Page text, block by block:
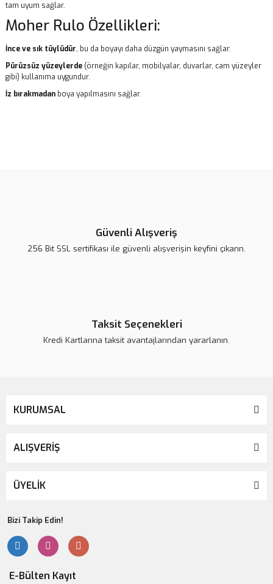
tam uyum sağlar.
Moher Rulo Özellikleri:
İnce ve sık tüylüdür, bu da boyayı daha düzgün yaymasını sağlar.
Pürüzsüz yüzeylerde (örneğin kapılar, mobilyalar, duvarlar, cam yüzeyler
gibi) kullanıma uygundur.
İz bırakmadan boya yapılmasını sağlar.
Güvenli Alışveriş
256 Bit SSL sertifikası ile güvenli alışverişin keyfini çıkarın.
Taksit Seçenekleri
Kredi Kartlarına taksit avantajlarından yararlanın.
KURUMSAL
ALIŞVERİŞ
ÜYELİK
Bizi Takip Edin!
E-Bülten Kayıt